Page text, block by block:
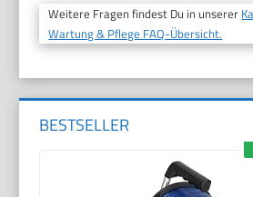
Weitere Fragen findest Du in unserer
Wartung & Pflege FAQ-Übersicht.
BESTSELLER